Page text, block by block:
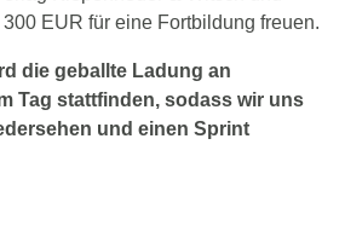
EUR für eine Fortbildung freuen.
die geballte Ladung an
Tag stattfinden, sodass wir uns
und einen Sprint